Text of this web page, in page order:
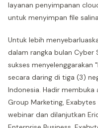
layanan penyimpanan
untuk menyimpan file
Untuk lebih
dalam rangka bulan Cyber
sukses menyelenggarakan
secara daring di tiga (3)
Indonesia. Hadir membuka
Group Marketing,
webinar dan dilanjutkan